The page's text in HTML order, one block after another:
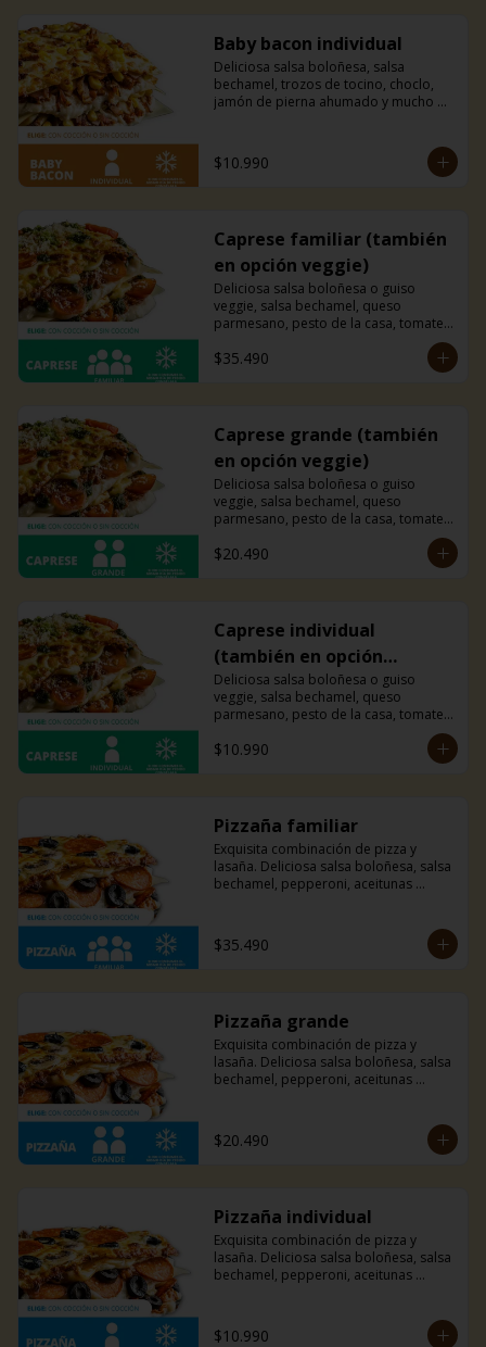
Baby bacon individual
Deliciosa salsa boloñesa, salsa
bechamel, trozos de tocino, choclo,
jamón de pierna ahumado y mucho
$10.990
Caprese familiar (también
en opción veggie)
Deliciosa salsa boloñesa o guiso
veggie, salsa bechamel, queso
parmesano, pesto de la casa, tomates
$35.490
Caprese grande (también
en opción veggie)
Deliciosa salsa boloñesa o guiso
veggie, salsa bechamel, queso
parmesano, pesto de la casa, tomates
$20.490
Caprese individual
(también en opción
veggie)
Deliciosa salsa boloñesa o guiso
veggie, salsa bechamel, queso
parmesano, pesto de la casa, tomates
$10.990
Pizzaña familiar
Exquisita combinación de pizza y
lasaña. Deliciosa salsa boloñesa, salsa
bechamel, pepperoni, aceitunas
$35.490
Pizzaña grande
Exquisita combinación de pizza y
lasaña. Deliciosa salsa boloñesa, salsa
bechamel, pepperoni, aceitunas
$20.490
Pizzaña individual
Exquisita combinación de pizza y
lasaña. Deliciosa salsa boloñesa, salsa
bechamel, pepperoni, aceitunas
$10.990